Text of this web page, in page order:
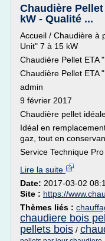
Chaudière
kW - Qualité ...
Accueil / Chaudière à
Unit" 7 à 15 kW
Chaudière Pellet ETA
Chaudière Pellet ETA
admin
9 février 2017
Chaudière pellet
Idéal en
gaz, tout en
Service Technique
Lire la suite
Date: 2017-03-02
Site : https://
Thèmes liés :
chaudiere bois
pellets bois /